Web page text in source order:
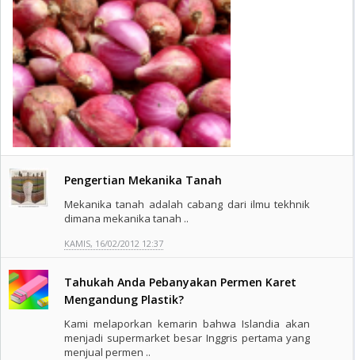
Pengertian Mekanika Tanah
Mekanika tanah adalah cabang dari ilmu tekhnik
dimana mekanika tanah ..
KAMIS, 16/02/2012 12:37
Tahukah Anda Pebanyakan Permen Karet
Mengandung Plastik?
Kami melaporkan kemarin bahwa Islandia akan
menjadi supermarket besar Inggris pertama yang
menjual permen ..